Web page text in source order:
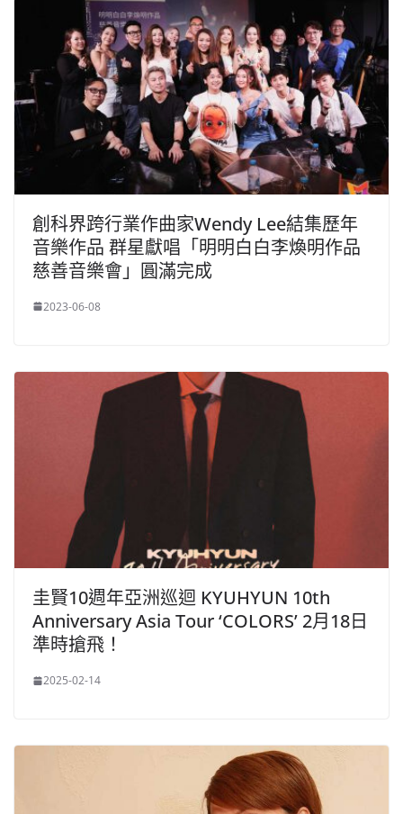
創科界跨行業作曲家Wendy Lee結集歷年
音樂作品 群星獻唱「明明白白李煥明作品
慈善音樂會」圓滿完成
2023-06-08
圭賢10週年亞洲巡迴 KYUHYUN 10th
Anniversary Asia Tour ‘COLORS’ 2月18日
準時搶飛！
2025-02-14